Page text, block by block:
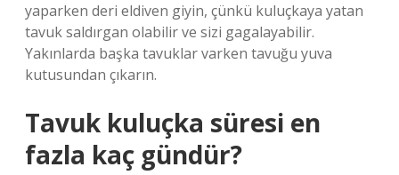
yaparken deri eldiven giyin, çünkü kuluçkaya yatan
tavuk saldırgan olabilir ve sizi gagalayabilir.
Yakınlarda başka tavuklar varken tavuğu yuva
kutusundan çıkarın.
Tavuk kuluçka süresi en
fazla kaç gündür?